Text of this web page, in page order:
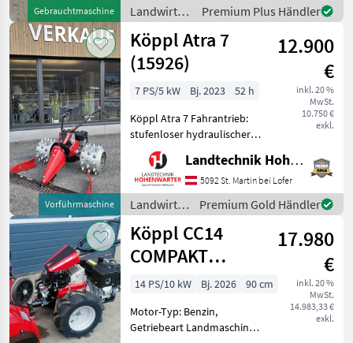
Gebrauchtmaschine
ca. 185 kg Grundgerät
Balken 1, 60 m
Landwirtsch.
Motorfahrzeuge
/ Köppl
Premium Plus Händler
Vorführmaschine
Köppl Atra 7
(15926)
12.900
€
inkl. 20 %
MwSt.
10.750 €
exkl.
7 PS/5 kW Bj. 2023
52 h
Köppl Atra 7 Fahrantrieb:
stufenloser hydraulischer
Fahrantrieb
Geschwindigkeitsverstellung
über Drehgriff,
Standradblockierung
Freilaufschaltung:
Bypassventil für S
Landtechnik Hohenwarter GmbH
5092 St. Martin bei Lofer
Landwirtsch.
Motorfahrzeuge
/ Köppl
Premium Gold Händler
Köppl CC14
COMPAKT
COMFORT
17.980
€
inkl. 20 %
MwSt.
14.983,33 €
exkl.
14 PS/10 kW Bj. 2026
90 cm
Motor-Typ: Benzin,
Getriebeart Landmaschine: